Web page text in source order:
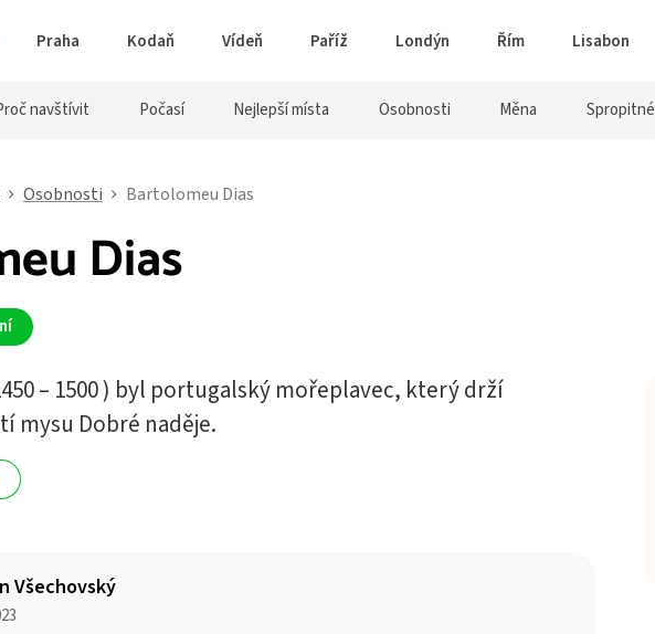
Praha Kodaň Vídeň Paříž Londýn Řím Lisabon
navštívit Počasí Nejlepší místa Osobnosti Měna Spropitné
Osobnosti Bartolomeu Dias
Dias
– 1500 ) byl portugalský mořeplavec, který drží
mysu Dobré naděje.
Všechovský